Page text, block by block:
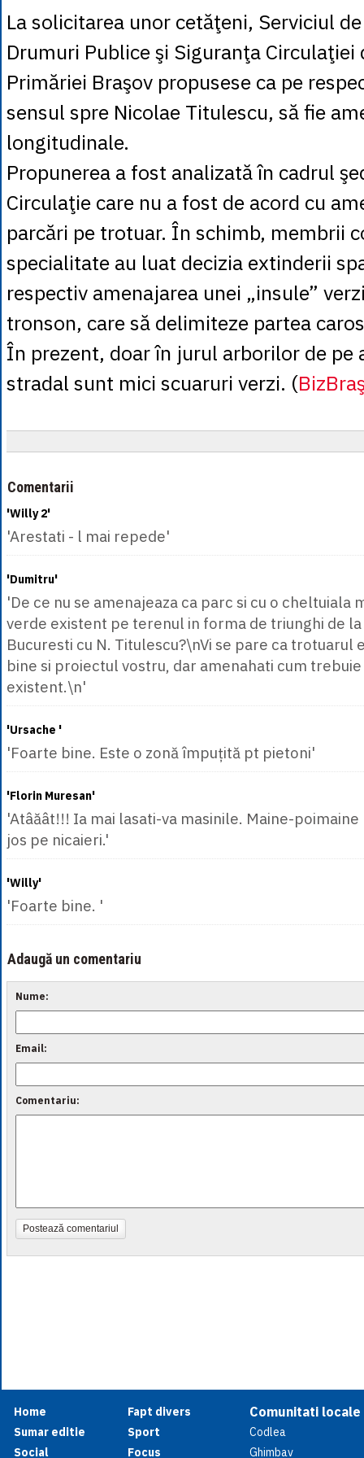
La solicitarea unor cetăţeni, Serviciul
Drumuri Publice şi Siguranţa Circulaţiei
Primăriei Braşov propusese ca pe
sensul spre Nicolae Titulescu, să fie
longitudinale.
Propunerea a fost analizată în cadrul
Circulaţie care nu a fost de acord cu
parcări pe trotuar. În schimb, membrii
specialitate au luat decizia extinderii
respectiv amenajarea unei „insule”
tronson, care să delimiteze partea
În prezent, doar în jurul arborilor de pe
stradal sunt mici scuaruri verzi. (
Comentarii
'Willy 2'
'Arestati - l mai repede'
'Dumitru'
'De ce nu se amenajeaza ca parc si cu o cheltuiala
verde existent pe terenul in forma de triunghi de
Bucuresti cu N. Titulescu?\nVi se pare ca trotuarul
bine si proiectul vostru, dar amenahati cum
existent.\n'
'Ursache '
'Foarte bine. Este o zonă împuțită pt pietoni'
'Florin Muresan'
'Atâăât!!! Ia mai lasati-va masinile. Maine-
jos pe nicaieri.'
'Willy'
'Foarte bine. '
Adaugă un comentariu
Nume:
Email:
Comentariu:
Postează comentariul
Home
Sumar editie
Social
Fapt divers
Sport
Focus
Comunitati locale
Codlea
Ghimbav